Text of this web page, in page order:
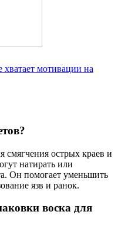
мотивации на
смягчения острых краев и
натирать или
Он помогает уменьшить
язв и ранок.
воска для